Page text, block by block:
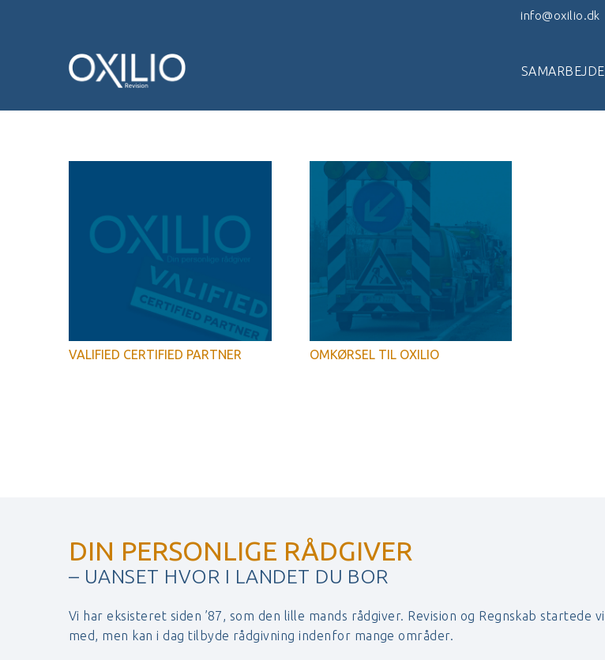
info@oxilio.dk
SAMARBEJDE
VALIFIED CERTIFIED PARTNER OMKØRSEL TIL OXILIO
DIN PERSONLIGE RÅDGIVER
– UANSET HVOR I LANDET DU BOR
Vi har eksisteret siden ’87, som den lille mands rådgiver. Revision og Regnskab startede vi
med, men kan i dag tilbyde rådgivning indenfor mange områder.